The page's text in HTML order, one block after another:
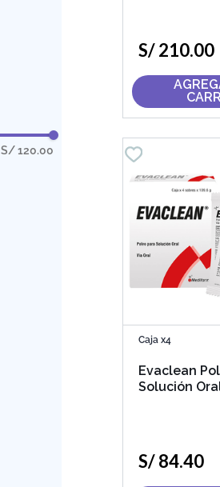
S/ 120.00
S/210.00
Caja x4
Evaclean
Solución
S/84.40